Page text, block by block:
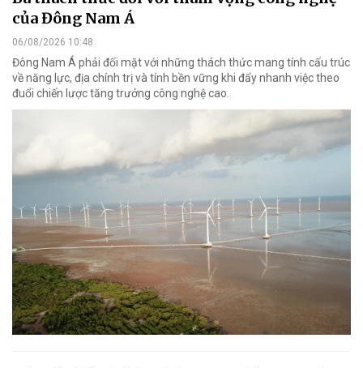
của Đông Nam Á
06/08/2026 10:48
Đông Nam Á phải đối mặt với những thách thức mang tính cấu trúc
về năng lực, địa chính trị và tính bền vững khi đẩy nhanh việc theo
đuổi chiến lược tăng trưởng công nghệ cao.